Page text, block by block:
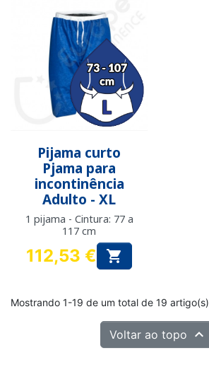
Pijama curto
Pjama para
incontinência
Adulto - XL
1 pijama - Cintura: 77 a
117 cm
Preço
112,53 € 
Mostrando 1-19 de um total de 19 artigo(s)
Voltar ao topo 